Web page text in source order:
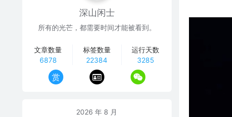
深山闲士
所有的光芒，都需要时间才能被看到。
文章数量
6878
标签数量
22384
运行天数
3285
赏
2026 年 8 月